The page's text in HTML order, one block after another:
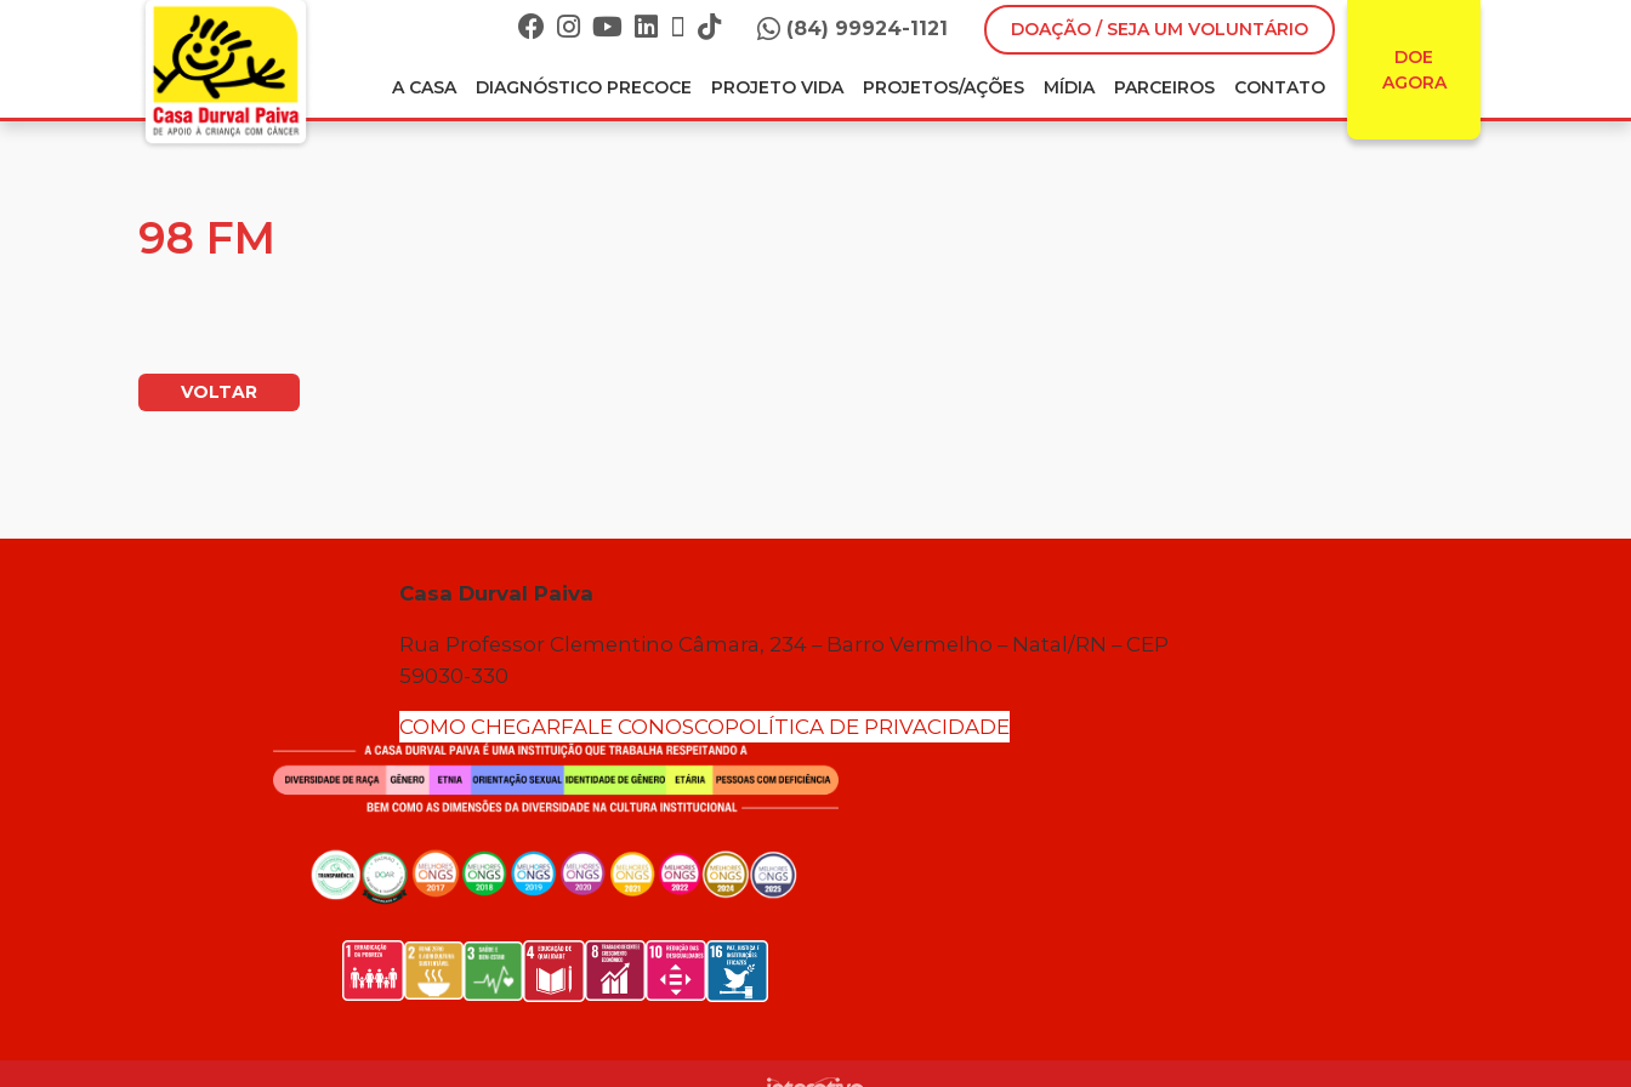
(84) 99924-1121
DOAÇÃO / SEJA UM VOLUNTÁRIO
DOE
AGORA
A CASA DIAGNÓSTICO PRECOCE PROJETO VIDA PROJETOS/AÇÕES MÍDIA PARCEIROS CONTATO
98 FM
VOLTAR
Casa Durval Paiva
Rua Professor Clementino Câmara, 234 – Barro Vermelho – Natal/RN – CEP
59030-330
COMO CHEGARFALE CONOSCOPOLÍTICA DE PRIVACIDADE